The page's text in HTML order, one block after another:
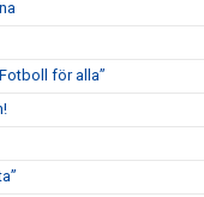
för alla”